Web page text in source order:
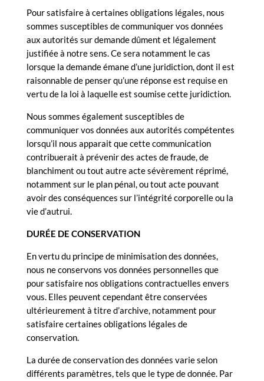
Pour satisfaire à certaines obligations légales, nous
sommes susceptibles de communiquer vos données
aux autorités sur demande dûment et légalement
justifiée à notre sens. Ce sera notamment le cas
lorsque la demande émane d’une juridiction, dont il est
raisonnable de penser qu’une réponse est requise en
vertu de la loi à laquelle est soumise cette juridiction.
Nous sommes également susceptibles de
communiquer vos données aux autorités compétentes
lorsqu’il nous apparait que cette communication
contribuerait à prévenir des actes de fraude, de
blanchiment ou tout autre acte sévèrement réprimé,
notamment sur le plan pénal, ou tout acte pouvant
avoir des conséquences sur l’intégrité corporelle ou la
vie d’autrui.
DURÉE DE CONSERVATION
En vertu du principe de minimisation des données,
nous ne conservons vos données personnelles que
pour satisfaire nos obligations contractuelles envers
vous. Elles peuvent cependant être conservées
ultérieurement à titre d’archive, notamment pour
satisfaire certaines obligations légales de
conservation.
La durée de conservation des données varie selon
différents paramètres, tels que le type de donnée. Par